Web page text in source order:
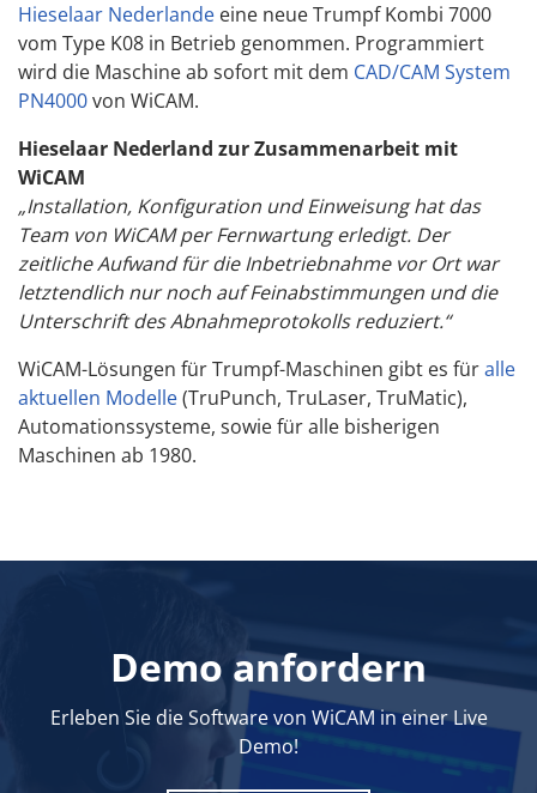
Hieselaar Nederlande eine neue Trumpf Kombi 7000
vom Type K08 in Betrieb genommen. Programmiert
wird die Maschine ab sofort mit dem CAD/CAM System
PN4000von WiCAM.
Hieselaar Nederland zur Zusammenarbeit mit
WiCAM
„Installation, Konfiguration und Einweisung hat das
Team von WiCAM per Fernwartung erledigt. Der
zeitliche Aufwand für die Inbetriebnahme vor Ort war
letztendlich nur noch auf Feinabstimmungen und die
Unterschrift des Abnahmeprotokolls reduziert.“
WiCAM-Lösungen für Trumpf-Maschinen gibt es füralle
aktuellen Modelle(TruPunch, TruLaser, TruMatic),
Automationssysteme, sowie für alle bisherigen
Maschinen ab 1980.
Demo anfordern
Erleben Sie die Software von WiCAM in einer Live
Demo!